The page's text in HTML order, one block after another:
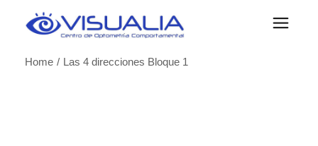
Home
Las 4 direcciones Bloque 1